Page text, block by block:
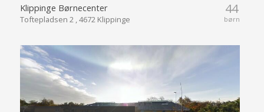
44
børn
Klippinge Børnecenter
Toftepladsen 2 , 4672 Klippinge